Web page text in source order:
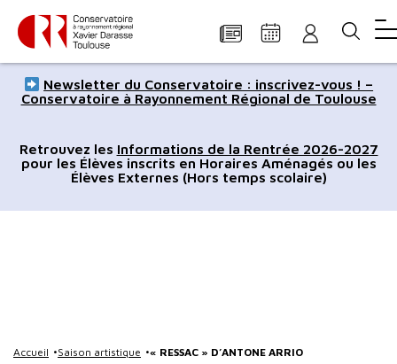
Panneau de gestion des cookies
Aller
au
principal
à
navigation
à
recherche
au
de
page
au
du
site
Newsletter du Conservatoire : inscrivez-vous ! –
Conservatoire à Rayonnement Régional de Toulouse
Retrouvez les Informations de la Rentrée 2026-2027
pour les Élèves inscrits en Horaires Aménagés ou les
Élèves Externes (Hors temps scolaire)
Accueil Saison artistique « RESSAC » D’ANTONE ARRIO